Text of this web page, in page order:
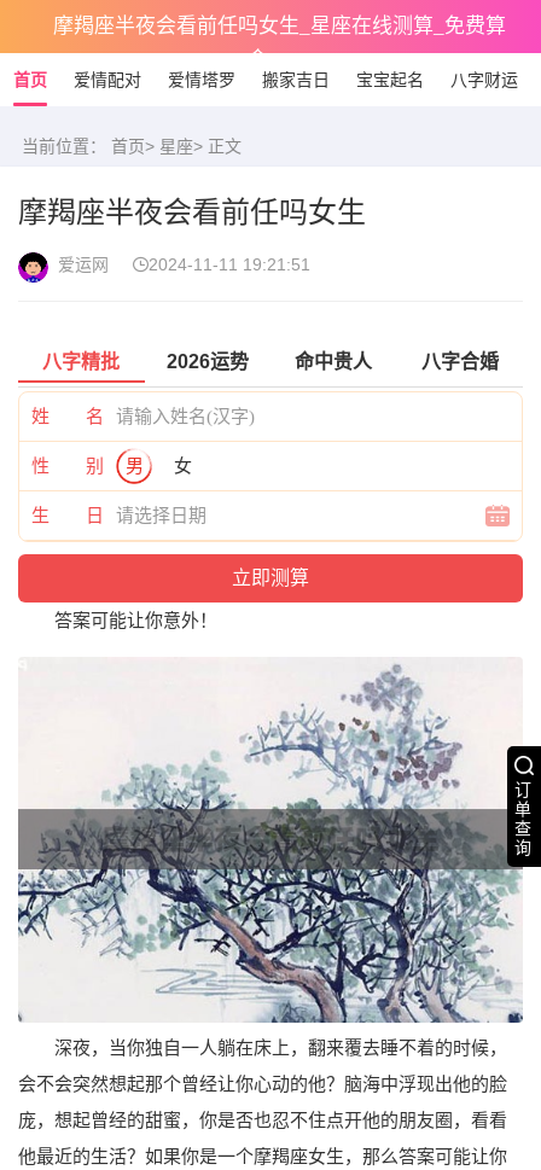
摩羯座半夜会看前任吗女生_星座在线测算_免费算
命
首页 爱情配对 爱情塔罗 搬家吉日 宝宝起名 八字财运
订
单
查
询
当前位置： 首页> 星座> 正文
摩羯座半夜会看前任吗女生
爱运网 2024-11-11 19:21:51
八字精批 2026运势 命中贵人 八字合婚
姓 名
性 别 男 女
生 日
答案可能让你意外！
深夜，当你独自一人躺在床上，翻来覆去睡不着的时候，
会不会突然想起那个曾经让你心动的他？脑海中浮现出他的脸
庞，想起曾经的甜蜜，你是否也忍不住点开他的朋友圈，看看
他最近的生活？如果你是一个摩羯座女生，那么答案可能让你